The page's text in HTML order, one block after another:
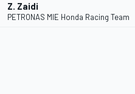
Z. Zaidi
PETRONAS MIE Honda Racing Team